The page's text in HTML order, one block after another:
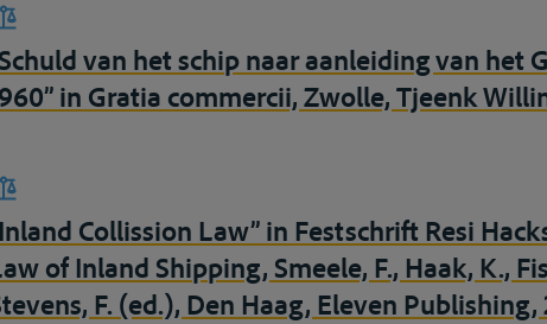
van het schip naar aanleiding van het
in Gratia commercii, Zwolle, Tjeenk
Collission Law” in Festschrift Resi
of Inland Shipping, Smeele, F., Haak, K.,
F. (ed.), Den Haag, Eleven Publishing,